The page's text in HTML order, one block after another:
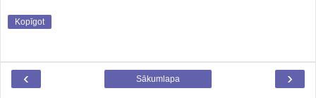
Kopīgot
‹ ›
Sākumlapa